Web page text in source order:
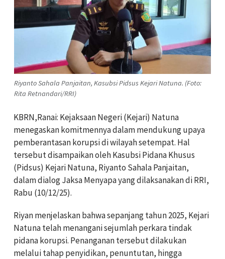
Riyanto Sahala Panjaitan, Kasubsi Pidsus Kejari Natuna. (Foto:
Rita Retnandari/RRI)
KBRN,Ranai: Kejaksaan Negeri (Kejari) Natuna
menegaskan komitmennya dalam mendukung upaya
pemberantasan korupsi di wilayah setempat. Hal
tersebut disampaikan oleh Kasubsi Pidana Khusus
(Pidsus) Kejari Natuna, Riyanto Sahala Panjaitan,
dalam dialog Jaksa Menyapa yang dilaksanakan di RRI,
Rabu (10/12/25).
Riyan menjelaskan bahwa sepanjang tahun 2025, Kejari
Natuna telah menangani sejumlah perkara tindak
pidana korupsi. Penanganan tersebut dilakukan
melalui tahap penyidikan, penuntutan, hingga